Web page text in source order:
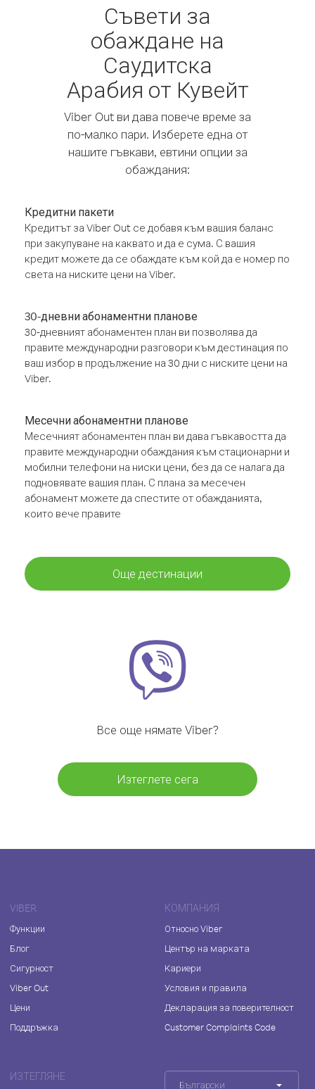
Съвети за
обаждане на
Саудитска
Арабия от Кувейт
Viber Out ви дава повече време за
по-малко пари. Изберете една от
нашите гъвкави, евтини опции за
обаждания:
Кредитни пакети
Кредитът за Viber Out се добавя към вашия баланс
при закупуване на каквато и да е сума. С вашия
кредит можете да се обаждате към кой да е номер по
света на ниските цени на Viber.
30-дневни абонаментни планове
30-дневният абонаментен план ви позволява да
правите международни разговори към дестинация по
ваш избор в продължение на 30 дни с ниските цени на
Viber.
Месечни абонаментни планове
Месечният абонаментен план ви дава гъвкавостта да
правите международни обаждания към стационарни и
мобилни телефони на ниски цени, без да се налага да
подновявате вашия план. С плана за месечен
абонамент можете да спестите от обажданията,
които вече правите
Още дестинации
Все още нямате Viber?
Изтеглете сега
VIBER
Функции
Блог
Сигурност
Viber Out
Цени
Поддръжка
КОМПАНИЯ
Относно Viber
Център на марката
Кариери
Условия и правила
Декларация за поверителност
Customer Complaints Code
ИЗТЕГЛЯНЕ
Български